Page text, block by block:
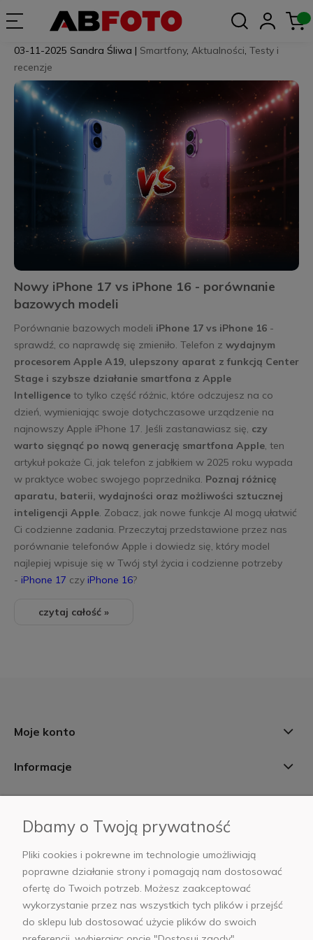
Nowy iPhone 17 vs iPhone 16 - porównanie
bazowych modeli
03-11-2025 Sandra Śliwa | Smartfony, Aktualności, Testy i
recenzje
Porównanie bazowych modeli iPhone 17 vs iPhone 16-
sprawdź, co naprawdę się zmieniło. Telefon z wydajnym
procesorem Apple A19, ulepszony aparat z funkcją Center
Stage i szybsze działanie smartfona z Apple
Intelligenceto tylko część różnic, które odczujesz na co
dzień, wymieniając swoje dotychczasowe urządzenie na
najnowszy Apple iPhone 17. Jeśli zastanawiasz się, czy
warto sięgnąć po nową generację smartfona Apple, ten
artykuł pokaże Ci, jak telefon z jabłkiem w 2025 roku wypada
w praktyce wobec swojego poprzednika. Poznaj różnicę
aparatu, baterii, wydajności oraz możliwości sztucznej
inteligencji Apple. Zobacz, jak nowe funkcje AI mogą ułatwić
Ci codzienne zadania. Przeczytaj przedstawione przez nas
porównanie telefonów Apple i dowiedz się, który model
najlepiej wpisuje się w Twój styl życia i codzienne potrzeby
- iPhone 17 czy iPhone 16?
czytaj całość »
Moje konto
Informacje
AB Foto
sklep@abfoto.pl
Dbamy o Twoją prywatność
Pliki cookies i pokrewne im technologie umożliwiają
poprawne działanie strony i pomagają nam dostosować
ofertę do Twoich potrzeb. Możesz zaakceptować
wykorzystanie przez nas wszystkich tych plików i przejść
do sklepu lub dostosować użycie plików do swoich